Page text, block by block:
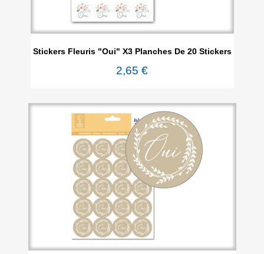
Stickers Fleuris "Oui" X3 Planches De 20 Stickers
2,65 €